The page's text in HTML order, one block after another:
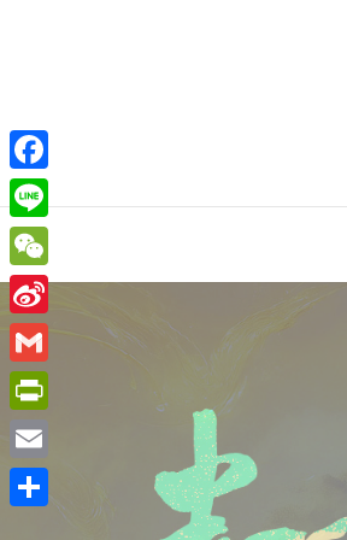
F
a
c
e
b
o
o
k
L
i
n
e
W
e
C
h
a
t
S
i
n
a
W
G
m
a
P
r
i
E